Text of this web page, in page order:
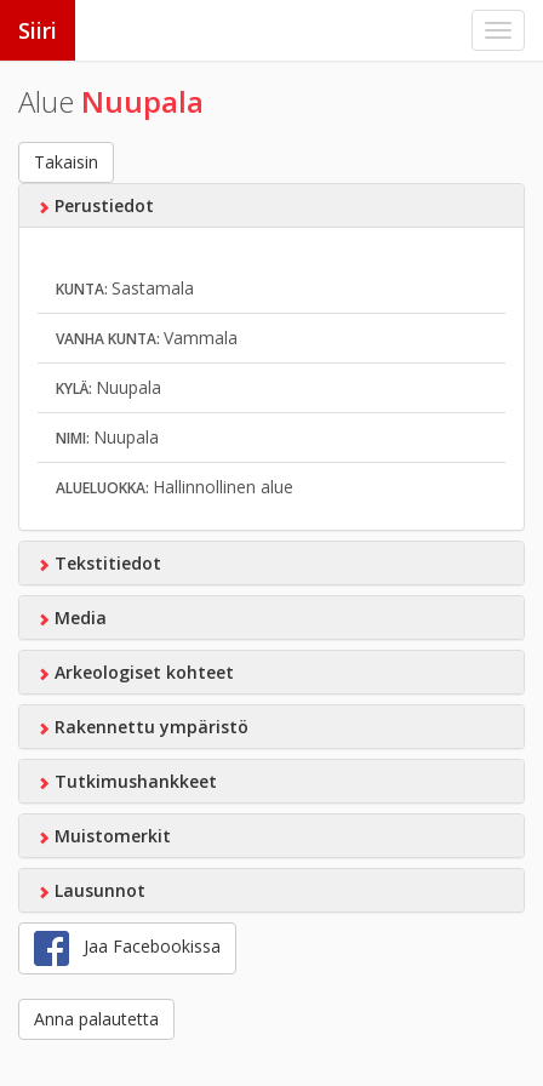
Siiri
Alue Nuupala
Takaisin
Perustiedot
KUNTA: Sastamala
VANHA KUNTA: Vammala
KYLÄ: Nuupala
NIMI: Nuupala
ALUELUOKKA: Hallinnollinen alue
Tekstitiedot
Media
Arkeologiset kohteet
Rakennettu ympäristö
Tutkimushankkeet
Muistomerkit
Lausunnot
Jaa Facebookissa
Anna palautetta